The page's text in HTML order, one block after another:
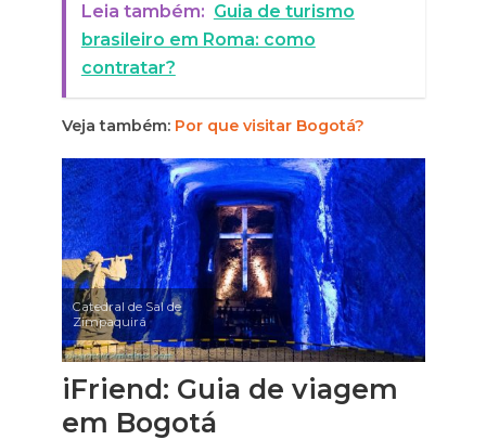
Leia também: Guia de turismo
brasileiro em Roma: como
contratar?
Veja também: Por que visitar Bogotá?
Catedral de Sal de
Zimpaquirá
iFriend: Guia de viagem
em Bogotá